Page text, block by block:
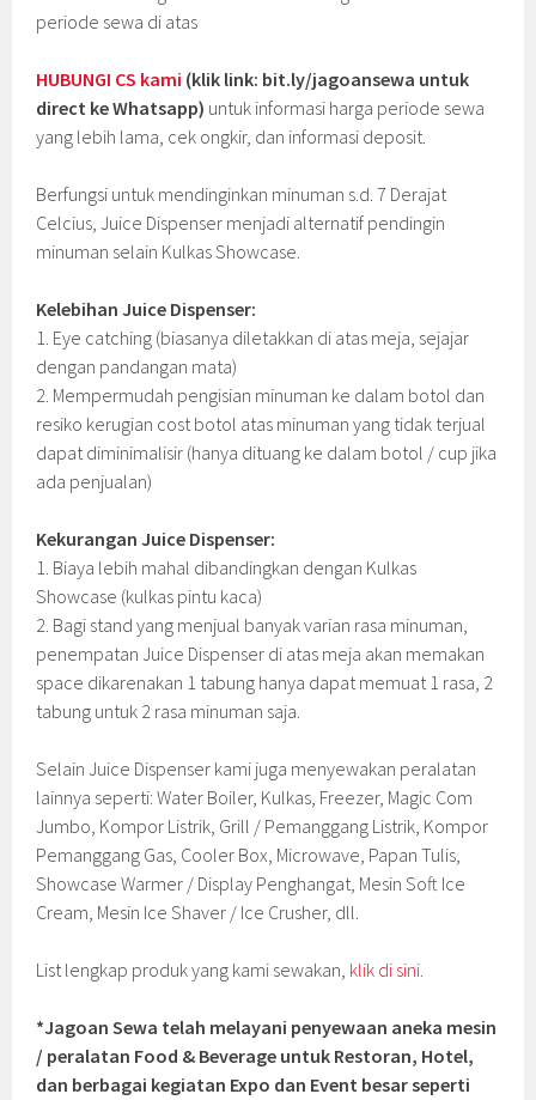
periode sewa di atas
HUBUNGI CS kami (klik link: bit.ly/jagoansewa untuk
direct ke Whatsapp) untuk informasi harga periode sewa
yang lebih lama, cek ongkir, dan informasi deposit.
Berfungsi untuk mendinginkan minuman s.d. 7 Derajat
Celcius, Juice Dispenser menjadi alternatif pendingin
minuman selain Kulkas Showcase.
Kelebihan Juice Dispenser:
1. Eye catching (biasanya diletakkan di atas meja, sejajar
dengan pandangan mata)
2. Mempermudah pengisian minuman ke dalam botol dan
resiko kerugian cost botol atas minuman yang tidak terjual
dapat diminimalisir (hanya dituang ke dalam botol / cup jika
ada penjualan)
Kekurangan Juice Dispenser:
1. Biaya lebih mahal dibandingkan dengan Kulkas
Showcase (kulkas pintu kaca)
2. Bagi stand yang menjual banyak varian rasa minuman,
penempatan Juice Dispenser di atas meja akan memakan
space dikarenakan 1 tabung hanya dapat memuat 1 rasa, 2
tabung untuk 2 rasa minuman saja.
Selain Juice Dispenser kami juga menyewakan peralatan
lainnya seperti: Water Boiler, Kulkas, Freezer, Magic Com
Jumbo, Kompor Listrik, Grill / Pemanggang Listrik, Kompor
Pemanggang Gas, Cooler Box, Microwave, Papan Tulis,
Showcase Warmer / Display Penghangat, Mesin Soft Ice
Cream, Mesin Ice Shaver / Ice Crusher, dll.
List lengkap produk yang kami sewakan, klik di sini.
*Jagoan Sewa telah melayani penyewaan aneka mesin
/ peralatan Food & Beverage untuk Restoran, Hotel,
dan berbagai kegiatan Expo dan Event besar seperti